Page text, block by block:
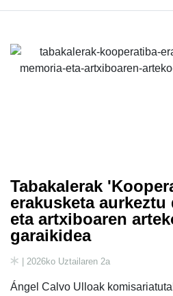
Tabakalerak
erakusketa aurkeztu
eta artxiboaren
garaikidea
| 2026ko Uztailaren 2a
Ángel Calvo Ulloak